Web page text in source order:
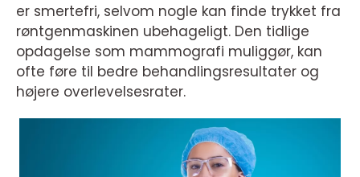
er smertefri, selvom nogle kan finde trykket fra
røntgenmaskinen ubehageligt. Den tidlige
opdagelse som mammografi muliggør, kan
ofte føre til bedre behandlingsresultater og
højere overlevelsesrater.